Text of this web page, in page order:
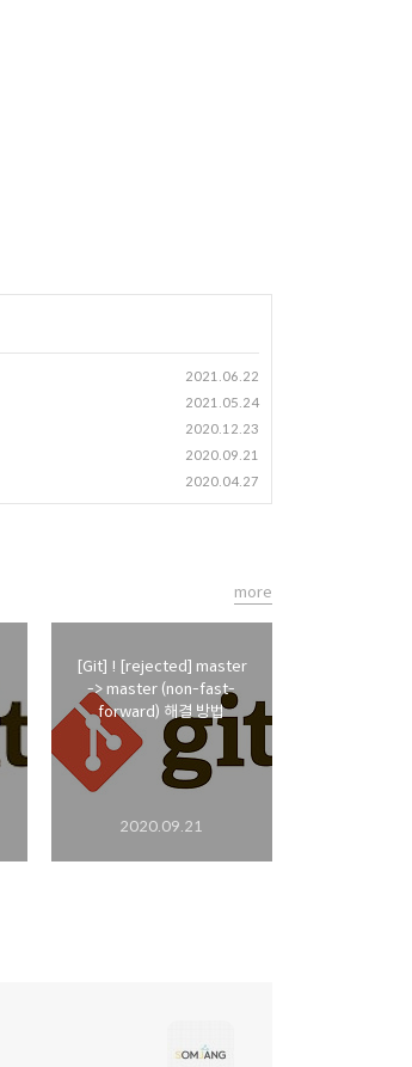
2021.06.22
2021.05.24
2020.12.23
2020.09.21
2020.04.27
[Git] ! [rejected] master
-> master (non-fast-
forward) 해결 방법
2020.09.21
more